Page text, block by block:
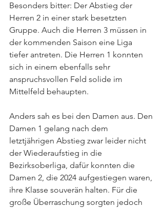
Besonders bitter: Der Abstieg der
Herren 2 in einer stark besetzten
Gruppe. Auch die Herren 3 müssen in
der kommenden Saison eine Liga
tiefer antreten. Die Herren 1 konnten
sich in einem ebenfalls sehr
anspruchsvollen Feld solide im
Mittelfeld behaupten.
Anders sah es bei den Damen aus. Den
Damen 1 gelang nach dem
letztjährigen Abstieg zwar leider nicht
der Wiederaufstieg in die
Bezirksoberliga, dafür konnten die
Damen 2, die 2024 aufgestiegen waren,
ihre Klasse souverän halten. Für die
große Überraschung sorgten jedoch